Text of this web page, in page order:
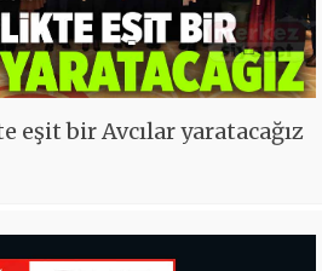
eşit bir Avcılar yaratacağız